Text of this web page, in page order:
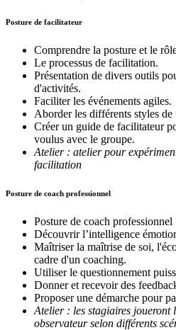
Posture de facilitateur
Comprendre la posture et le
Le processus de facilitation.
Présentation de divers outils
d'activités.
Faciliter les événements agiles.
Aborder les différents styles
Créer un guide de facilitateur
voulus avec le groupe.
Atelier : atelier pour
facilitation
Posture de coach professionnel
Posture de coach professionnel
Découvrir l’intelligence
Maîtriser la maîtrise de soi,
cadre d'un coaching.
Utiliser le questionnement
Donner et recevoir des
Proposer une démarche pour
Atelier : les stagiaires joueront
observateur selon différents